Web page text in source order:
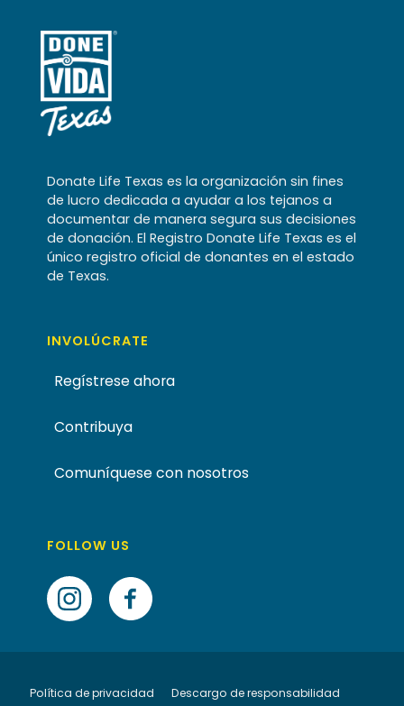
Donate Life Texas es la organización sin fines
de lucro dedicada a ayudar a los tejanos a
documentar de manera segura sus decisiones
de donación. El Registro Donate Life Texas es el
único registro oficial de donantes en el estado
de Texas.
INVOLÚCRATE
Regístrese ahora
Contribuya
Comuníquese con nosotros
FOLLOW US
Política de privacidad Descargo de responsabilidad